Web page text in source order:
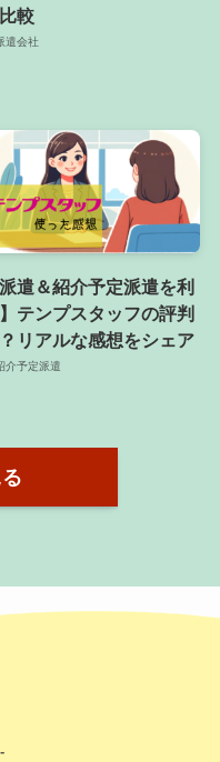
較
遣会社
派遣＆紹介予定派遣を利
テンプスタッフの評判
リアルな感想をシェア
介予定派遣